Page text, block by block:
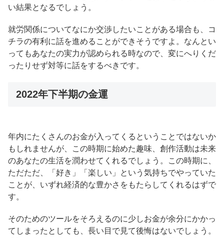
い結果となるでしょう。
就労関係についてなにか交渉したいことがある場合も、コ
チラの有利に話を進めることができそうですよ。なんとい
ってもあなたの実力が認められる時なので、変にへりくだ
ったりせず対等に話をするべきです。
2022年下半期の金運
年内にたくさんのお金が入ってくるということではないか
もしれませんが、この時期に始めた趣味、創作活動は未来
のあなたの生活を潤わせてくれるでしょう。この時期に、
ただただ、「好き」「楽しい」という気持ちでやっていた
ことが、いずれ経済的な豊かさをもたらしてくれるはずで
す。
そのためのツールをそろえるのに少しお金が余分にかかっ
てしまったとしても、長い目で見て後悔はないでしょう。